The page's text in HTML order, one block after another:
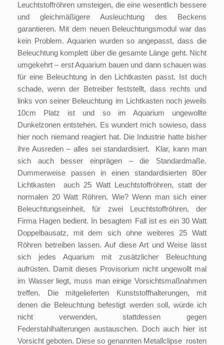
Leuchtstoffröhren umsteigen, die eine wesentlich bessere
und gleichmäßigere Ausleuchtung des Beckens
garantieren. Mit dem neuen Beleuchtungsmodul war das
kein Problem. Aquarien wurden so angepasst, dass die
Beleuchtung komplett über die gesamte Länge geht. Nicht
umgekehrt – erst Aquarium bauen und dann schauen was
für eine Beleuchtung in den Lichtkasten passt. Ist doch
schade, wenn der Betreiber feststellt, dass rechts und
links von seiner Beleuchtung im Lichtkasten noch jeweils
10cm Platz ist und so im Aquarium ungewollte
Dunkelzonen entstehen. Es wundert mich sowieso, dass
hier noch niemand reagiert hat. Die Industrie hatte bisher
ihre Ausreden – alles sei standardisiert. Klar, kann man
sich auch besser einprägen – die Standardmaße.
Dummerweise passen in einen standardisierten 80er
Lichtkasten auch 25 Watt Leuchtstoffröhren, statt der
normalen 20 Watt Röhren. Wie? Wenn man sich einer
Beleuchtungseinheit, für zwei Leuchtstoffröhren, der
Firma Hagen bedient. In besagtem Fall ist es ein 30 Watt
Doppelbausatz, mit dem sich ohne weiteres 25 Watt
Röhren betreiben lassen. Auf diese Art und Weise lässt
sich jedes Aquarium mit zusätzlicher Beleuchtung
aufrüsten. Damit dieses Provisorium nicht ungewollt mal
im Wasser liegt, muss man einige Vorsichtsmaßnahmen
treffen. Die mitgelieferten Kunststoffhalterungen, mit
denen die Beleuchtung befestigt werden soll, würde ich
nicht verwenden, stattdessen gegen
Federstahlhalterungen austauschen. Doch auch hier ist
Vorsicht geboten. Diese so genannten Metallclipse rosten